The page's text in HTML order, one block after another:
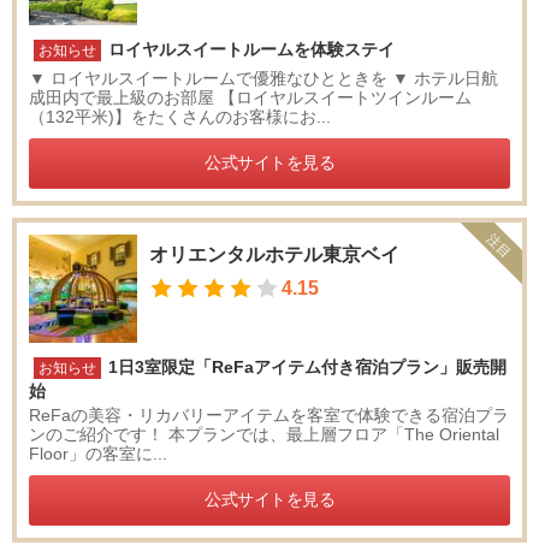
お知らせ
ロイヤルスイートルームを体験ステイ
▼ ロイヤルスイートルームで優雅なひとときを ▼ ホテル日航
成田内で最上級のお部屋 【ロイヤルスイートツインルーム
（132平米)】をたくさんのお客様にお...
公式サイトを見る
オリエンタルホテル東京ベイ
4.15
お知らせ
1日3室限定「ReFaアイテム付き宿泊プラン」販売開
始
ReFaの美容・リカバリーアイテムを客室で体験できる宿泊プラ
ンのご紹介です！ 本プランでは、最上層フロア「The Oriental
Floor」の客室に...
公式サイトを見る
注目